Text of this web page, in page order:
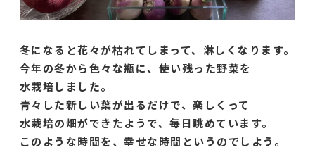
冬になると花々が枯れてしまって、淋しくなります。
今年の冬から色々な瓶に、使い残った野菜を
水栽培しました。
青々した新しい葉が出るだけで、楽しくって
水栽培の畑ができたようで、毎日眺めています。
このような時間を、幸せな時間というのでしよう。